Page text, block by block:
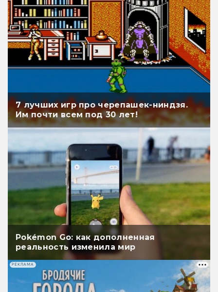
7 лучших игр про черепашек-ниндзя.
Им почти всем под 30 лет!
Pokémon Go: как дополненная
реальность изменила мир
РЕКЛАМА